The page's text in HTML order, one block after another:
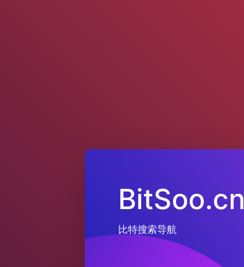
BitSoo.cn
比特搜索导航